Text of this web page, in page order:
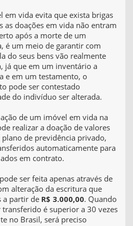
em vida evita que exista brigas
as doações em vida não entram
após a morte de um
é um meio de garantir com
do seus bens vão realmente
já que em um inventário a
e em um testamento, o
pode ser contestado
do indivíduo ser alterada.
de um imóvel em vida na
realizar a doação de valores
de previdência privado,
automaticamente para
em contrato.
ser feita apenas através de
alteração da escritura que
a partir de R$ 3.000,00. Quando
é superior a 30 vezes
no Brasil, será preciso